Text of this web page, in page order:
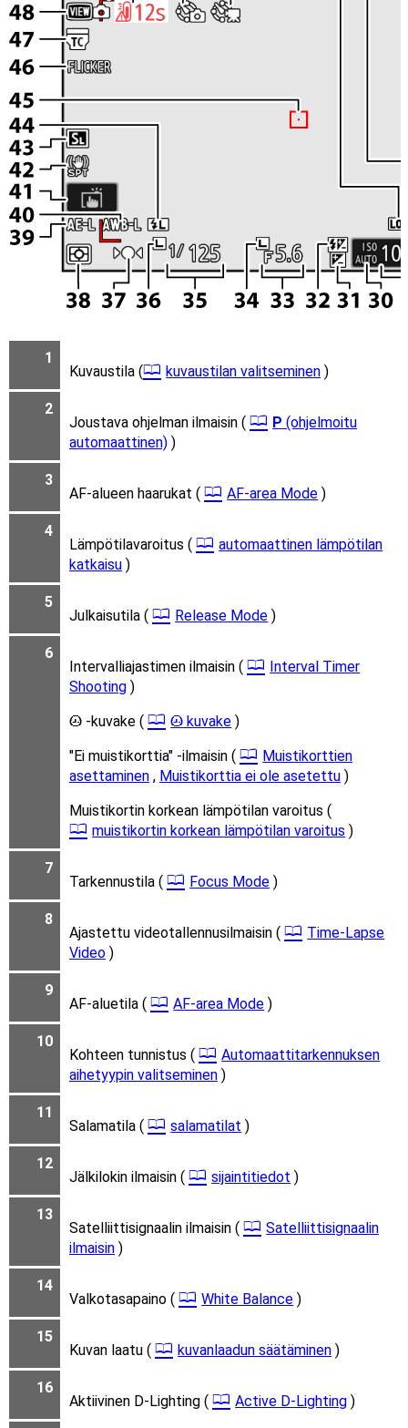
1
Kuvaustila ( kuvaustilan valitseminen )
2
Joustava ohjelman ilmaisin ( P (ohjelmoitu
automaattinen) )
3
AF-alueen haarukat ( AF-area Mode )
4
Lämpötilavaroitus (
automaattinen lämpötilan
katkaisu )
5
Julkaisutila ( Release Mode )
6
Intervalliajastimen ilmaisin (
Interval Timer
Shooting )
t -kuvake ( t kuvake )
"Ei muistikorttia" -ilmaisin (
Muistikorttien
asettaminen , Muistikorttia ei ole asetettu )
Muistikortin korkean lämpötilan varoitus (
muistikortin korkean lämpötilan varoitus )
7
Tarkennustila ( Focus Mode )
8
Ajastettu videotallennusilmaisin (
Time-Lapse
Video )
9
AF-aluetila ( AF-area Mode )
10
Kohteen tunnistus (
Automaattitarkennuksen
aihetyypin valitseminen )
11
Salamatila ( salamatilat )
12
Jälkilokin ilmaisin ( sijaintitiedot )
13
Satelliittisignaalin ilmaisin (
Satelliittisignaalin
ilmaisin )
14
Valkotasapaino ( White Balance )
15
Kuvan laatu ( kuvanlaadun säätäminen )
16
Aktiivinen D-Lighting ( Active D-Lighting )